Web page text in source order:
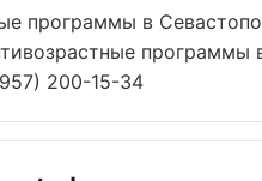
программы в
программы
200-15-34